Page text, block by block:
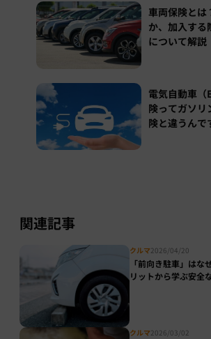
車両保険とは
か、加入する
について解説
電気自動車（
険ってガソリ
険と違うんで
関連記事
クルマ2026/04/20
「前向き駐車」はな
リットから学ぶ安全
クルマ2026/03/02